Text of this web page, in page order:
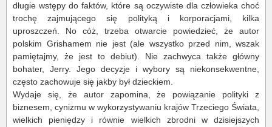
długie wstępy do faktów, które są oczywiste dla człowieka choć
trochę zajmującego się polityką i korporacjami, kilka
uproszczeń. No cóż, trzeba otwarcie powiedzieć, że autor
polskim Grishamem nie jest (ale wszystko przed nim, wszak
pamiętajmy, że jest to debiut). Nie zachwyca także główny
bohater, Jerry. Jego decyzje i wybory są niekonsekwentne,
często zachowuje się jakby był dzieckiem.
Wydaje się, że autor zapomina, że powiązanie polityki z
biznesem, cynizmu w wykorzystywaniu krajów Trzeciego Świata,
wielkich pieniędzy i równie wielkich zbrodni w dzisiejszych